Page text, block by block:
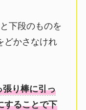
下段のものを
どかさなけれ
張り棒に引っ
することで下